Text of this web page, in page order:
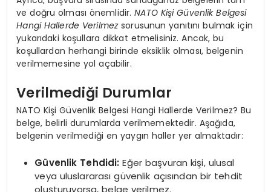
ve doğru olması önemlidir.NATO Kişi Güvenlik Belgesi
Hangi Hallerde Verilmezsorusunun yanıtını bulmak için
yukarıdaki koşullara dikkat etmelisiniz. Ancak, bu
koşullardan herhangi birinde eksiklik olması, belgenin
verilmemesine yol açabilir.
Verilmediği Durumlar
NATO Kişi Güvenlik Belgesi Hangi Hallerde Verilmez? Bu
belge, belirli durumlarda verilmemektedir. Aşağıda,
belgenin verilmediği en yaygın haller yer almaktadır:
Güvenlik Tehdidi: Eğer başvuran kişi, ulusal
veya uluslararası güvenlik açısından bir tehdit
oluşturuyorsa, belge verilmez.